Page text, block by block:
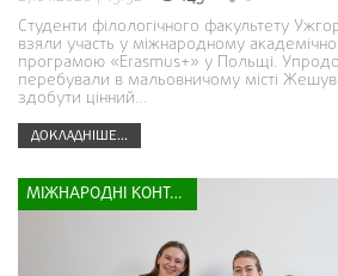
Студенти філологічного факультету
взяли участь у міжнародному
програмою «Erasmus+» у Польщі.
перебували в мальовничому місті
здобути цінний…
ДОКЛАДНІШЕ...
МІЖНАРОДНІ КОНТАКТИ